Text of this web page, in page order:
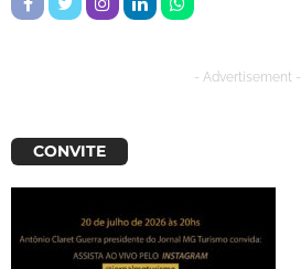
- Advertisement -
CONVITE